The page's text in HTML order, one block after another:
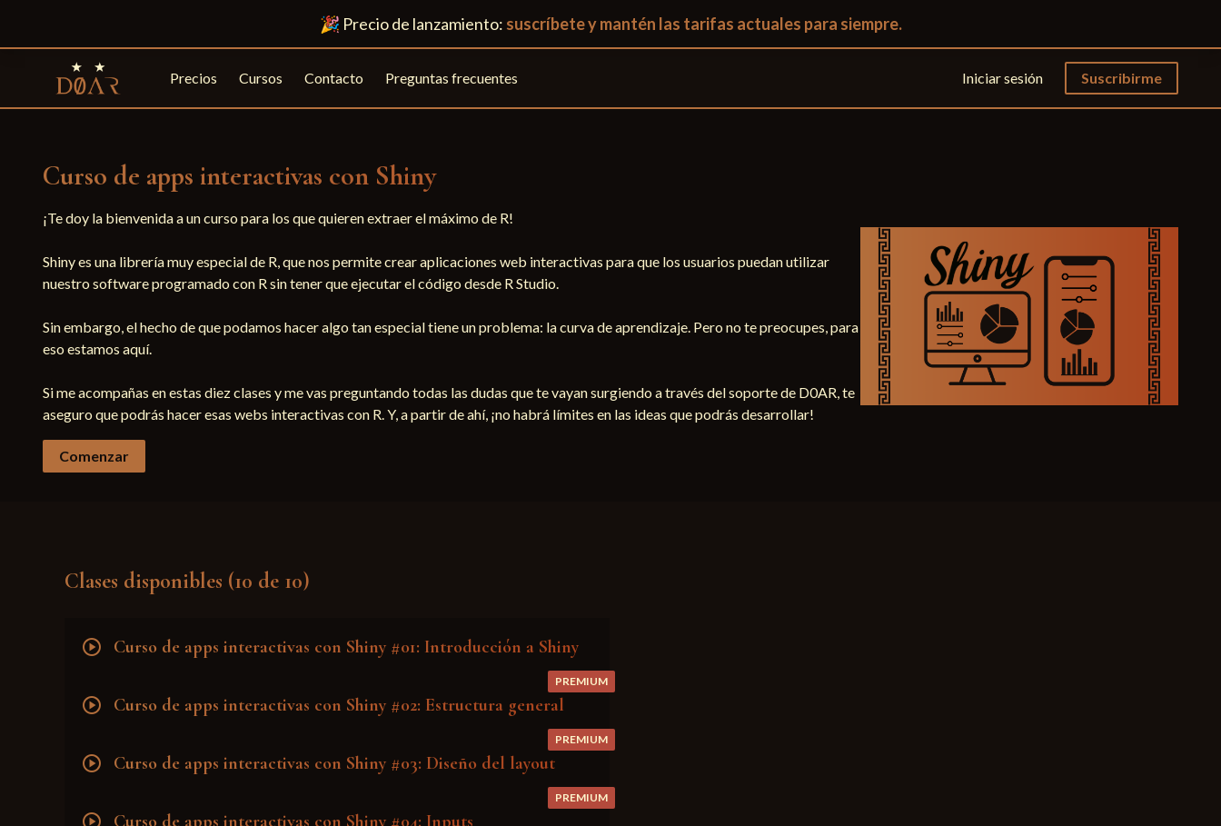
🎉 Precio de lanzamiento: suscríbete y mantén las tarifas actuales para siempre.
Precios Cursos Contacto Preguntas frecuentes Iniciar sesión Suscribirme
Curso de apps interactivas con Shiny
¡Te doy la bienvenida a un curso para los que quieren extraer el máximo de R!
Shiny es una librería muy especial de R, que nos permite crear aplicaciones web interactivas para que los usuarios puedan utilizar
nuestro software programado con R sin tener que ejecutar el código desde R Studio.
Sin embargo, el hecho de que podamos hacer algo tan especial tiene un problema: la curva de aprendizaje. Pero no te preocupes, para
eso estamos aquí.
Si me acompañas en estas diez clases y me vas preguntando todas las dudas que te vayan surgiendo a través del soporte de D0AR, te
aseguro que podrás hacer esas webs interactivas con R. Y, a partir de ahí, ¡no habrá límites en las ideas que podrás desarrollar!
Comenzar
Clases disponibles (10 de 10)
play_circle Curso de apps interactivas con Shiny #01: Introducción a Shiny
PREMIUM
play_circle Curso de apps interactivas con Shiny #02: Estructura general
PREMIUM
play_circle Curso de apps interactivas con Shiny #03: Diseño del layout
PREMIUM
play_circle Curso de apps interactivas con Shiny #04: Inputs